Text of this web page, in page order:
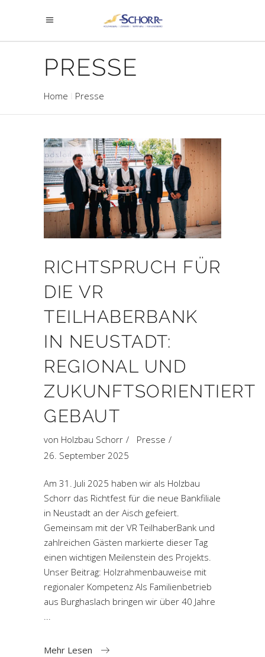
PRESSE
Home Presse
RICHTSPRUCH FÜR
DIE VR
TEILHABERBANK
IN NEUSTADT:
REGIONAL UND
ZUKUNFTSORIENTIERT
GEBAUT
von Holzbau Schorr
Presse
26. September 2025
Am 31. Juli 2025 haben wir als Holzbau
Schorr das Richtfest für die neue Bankfiliale
in Neustadt an der Aisch gefeiert.
Gemeinsam mit der VR TeilhaberBank und
zahlreichen Gästen markierte dieser Tag
einen wichtigen Meilenstein des Projekts.
Unser Beitrag: Holzrahmenbauweise mit
regionaler Kompetenz Als Familienbetrieb
aus Burghaslach bringen wir über 40 Jahre
Mehr Lesen